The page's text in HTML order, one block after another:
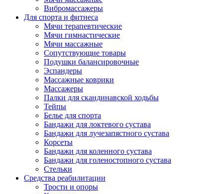
Вибромассажеры
Для спорта и фитнеса
Мячи терапевтические
Мячи гимнастические
Мячи массажные
Сопутствующие товары
Подушки балансировочные
Эспандеры
Массажные коврики
Массажеры
Палки для скандинавской ходьбы
Тейпы
Белье для спорта
Бандажи для локтевого сустава
Бандажи для лучезапястного сустава
Корсеты
Бандажи для коленного сустава
Бандажи для голеностопного сустава
Стельки
Средства реабилитации
Трости и опоры